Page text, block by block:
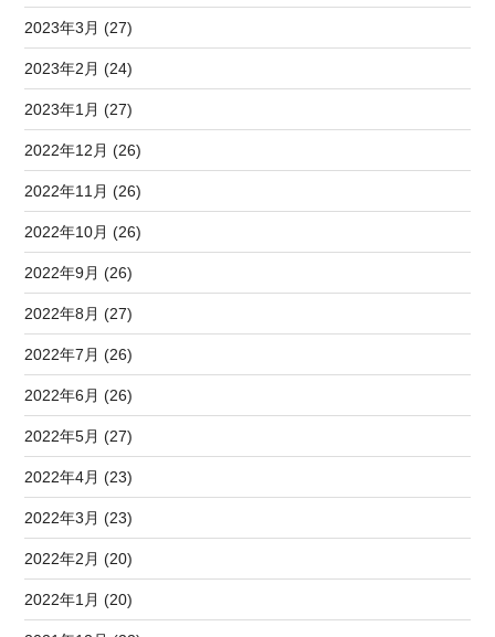
2023年3月 (27)
2023年2月 (24)
2023年1月 (27)
2022年12月 (26)
2022年11月 (26)
2022年10月 (26)
2022年9月 (26)
2022年8月 (27)
2022年7月 (26)
2022年6月 (26)
2022年5月 (27)
2022年4月 (23)
2022年3月 (23)
2022年2月 (20)
2022年1月 (20)